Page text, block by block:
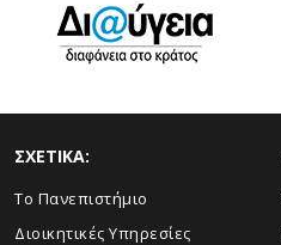
ΣΧΕΤΙΚΑ:
Το Πανεπιστήμιο
Διοικητικές Υπηρεσίες